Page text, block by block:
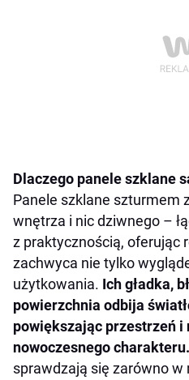
Dlaczego panele szklane
Panele szklane szturmem
wnętrza i nic dziwnego –
z praktycznością, oferując
zachwyca nie tylko
użytkowania. Ich gładka,
powierzchnia odbija
powiększając przestrzeń i
nowoczesnego charakteru.
sprawdzają się zarówno w